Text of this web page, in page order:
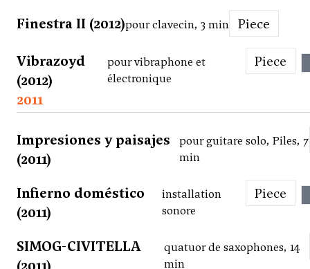
Finestra II (2012)pour clavecin, 3 min Piece
Vibrazoyd
(2012)
pour vibraphone et
électronique
Piece
2011
Impresiones y paisajes
(2011)
pour guitare solo, Piles, 7
min
Infierno doméstico
(2011)
installation
sonore
Piece
SIMOG-CIVITELLA
quatuor de saxophones, 14
min